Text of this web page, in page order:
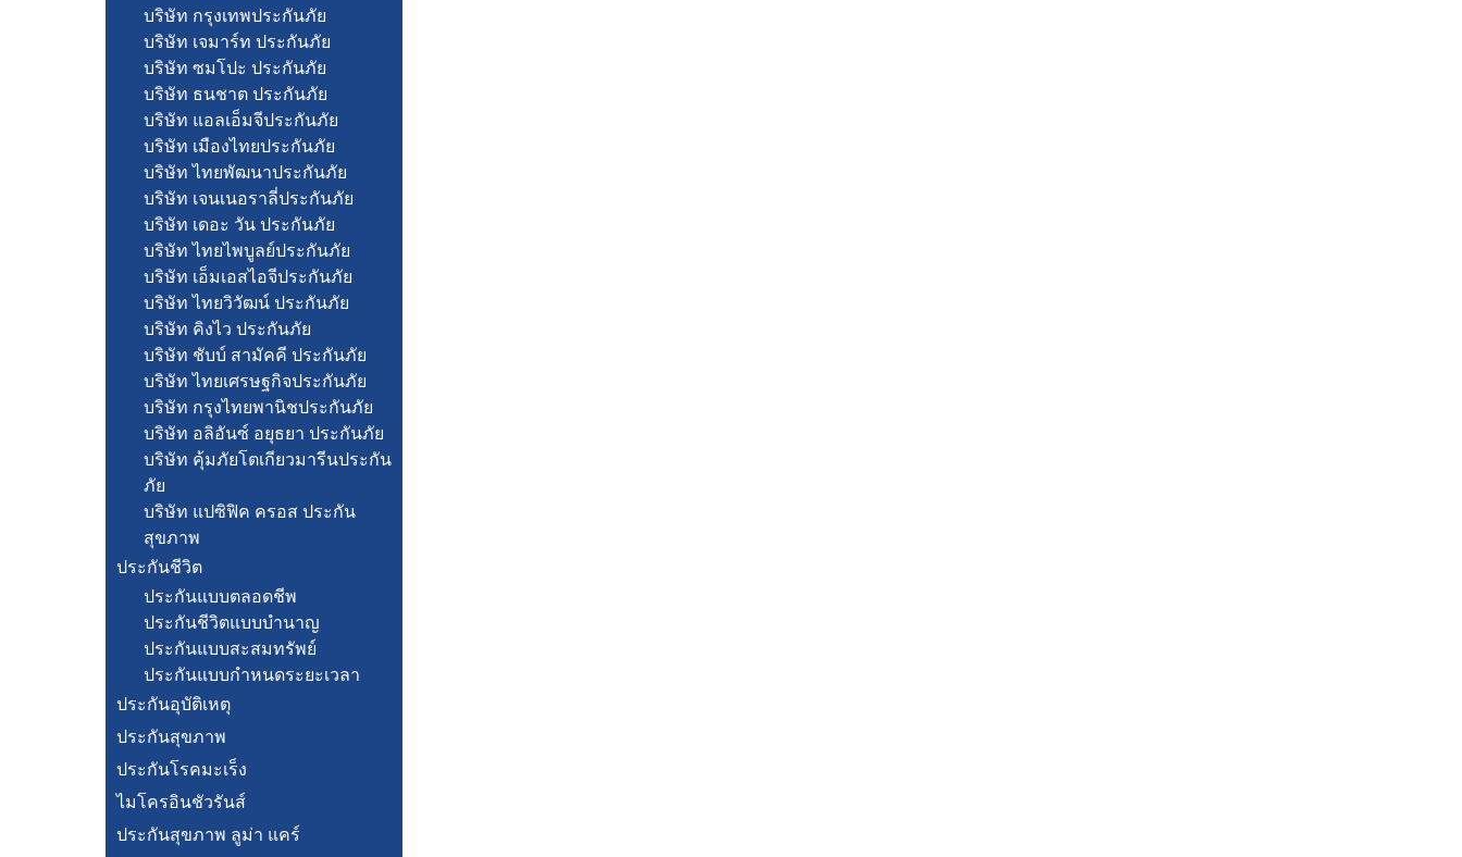
บริษัท กรุงเทพประกันภัย
บริษัท เจมาร์ท ประกันภัย
บริษัท ซมโปะ ประกันภัย
บริษัท ธนชาต ประกันภัย
บริษัท แอลเอ็มจีประกันภัย
บริษัท เมืองไทยประกันภัย
บริษัท ไทยพัฒนาประกันภัย
บริษัท เจนเนอราลี่ประกันภัย
บริษัท เดอะ วัน ประกันภัย
บริษัท ไทยไพบูลย์ประกันภัย
บริษัท เอ็มเอสไอจีประกันภัย
บริษัท ไทยวิวัฒน์ ประกันภัย
บริษัท คิงไว ประกันภัย
บริษัท ชับบ์ สามัคคี ประกันภัย
บริษัท ไทยเศรษฐกิจประกันภัย
บริษัท กรุงไทยพานิชประกันภัย
บริษัท อลิอันซ์ อยุธยา ประกันภัย
บริษัท คุ้มภัยโตเกียวมารีนประกัน
ภัย
บริษัท แปซิฟิค ครอส ประกัน
สุขภาพ
ประกันชีวิต
ประกันแบบตลอดชีพ
ประกันชีวิตแบบบำนาญ
ประกันแบบสะสมทรัพย์
ประกันแบบกำหนดระยะเวลา
ประกันอุบัติเหตุ
ประกันสุขภาพ
ประกันโรคมะเร็ง
ไมโครอินชัวรันส์
ประกันสุขภาพ ลูม่า แคร์